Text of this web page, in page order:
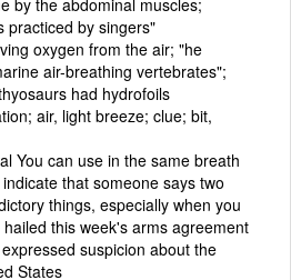
practiced by singers"
oxygen from the air; "he
air-breathing vertebrates";
had hydrofoils
air, light breeze; clue; bit,
You can use in the same breath
that someone says two
things, especially when you
this week's arms agreement
suspicion about the
States